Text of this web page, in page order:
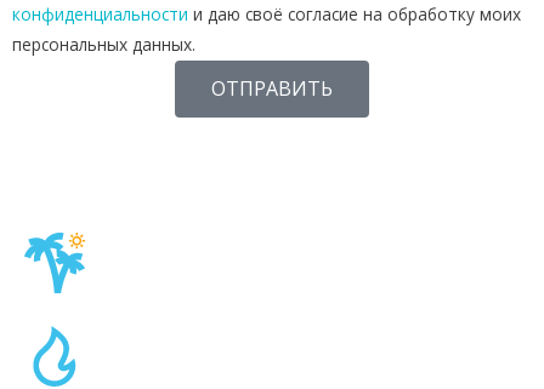
конфиденциальности и даю своё согласие на обработку моих
персональных данных.
ОТПРАВИТЬ